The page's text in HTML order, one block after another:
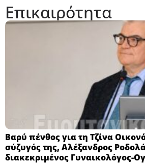
Επικαιρότητα
Βαρύ πένθος για τη Τζίνα
σύζυγός της, Αλέξανδρος
διακεκριμένος Γυναικολόγος-